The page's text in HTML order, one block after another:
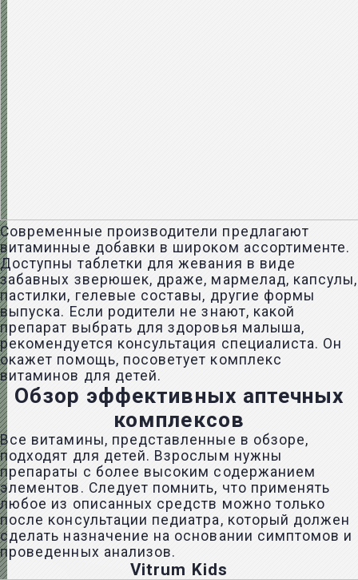
Современные производители предлагают
витаминные добавки в широком ассортименте.
Доступны таблетки для жевания в виде
забавных зверюшек, драже, мармелад, капсулы,
пастилки, гелевые составы, другие формы
выпуска. Если родители не знают, какой
препарат выбрать для здоровья малыша,
рекомендуется консультация специалиста. Он
окажет помощь, посоветует комплекс
витаминов для детей.
Обзор эффективных аптечных
комплексов
Все витамины, представленные в обзоре,
подходят для детей. Взрослым нужны
препараты с более высоким содержанием
элементов. Следует помнить, что применять
любое из описанных средств можно только
после консультации педиатра, который должен
сделать назначение на основании симптомов и
проведенных анализов.
Vitrum Kids